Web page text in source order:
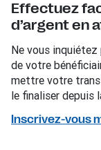
Effectuez
d’argent en
Ne vous inquiétez
de votre
mettre votre
le finaliser depuis
Inscrivez-vous